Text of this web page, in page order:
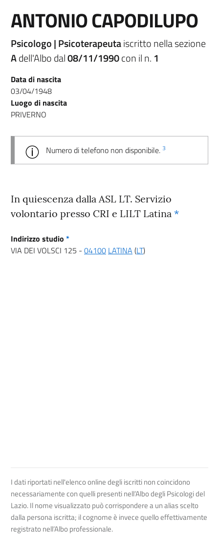
ANTONIO CAPODILUPO
Psicologo | Psicoterapeutaiscritto nella sezione
Adell'Albo dal08/11/1990con il n. 1
Data di nascita
03/04/1948
Luogo di nascita
PRIVERNO
Numero di telefono non disponibile. 3
In quiescenza dalla ASL LT. Servizio
volontario presso CRI e LILT Latina *
Indirizzo studio *
VIA DEI VOLSCI 125 - 04100 LATINA (LT)
I dati riportati nell'elenco online degli iscritti non coincidono
necessariamente con quelli presenti nell’Albo degli Psicologi del
Lazio. Il nome visualizzato può corrispondere a un alias scelto
dalla persona iscritta; il cognome è invece quello effettivamente
registrato nell’Albo professionale.